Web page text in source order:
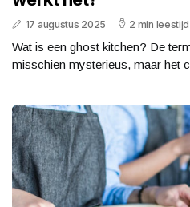
17 augustus 2025 2 min leestijd
Wat is een ghost kitchen? De
misschien mysterieus, maar het